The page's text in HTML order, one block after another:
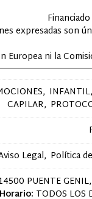
expresadas son
Europea ni la
INFANTIL
CAPILAR
Legal Política
PUENTE
Horario: TODOS LOS